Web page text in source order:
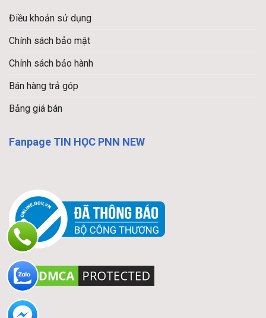
Điều khoản sử dụng
Chính sách bảo mật
Chính sách bảo hành
Bán hàng trả góp
Bảng giá bán
Fanpage TIN HỌC PNN NEW